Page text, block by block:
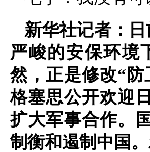
新华社记者：
严峻的安保环境
然，正是修改“
格塞思公开欢迎
扩大军事合作。
制衡和遏制中国